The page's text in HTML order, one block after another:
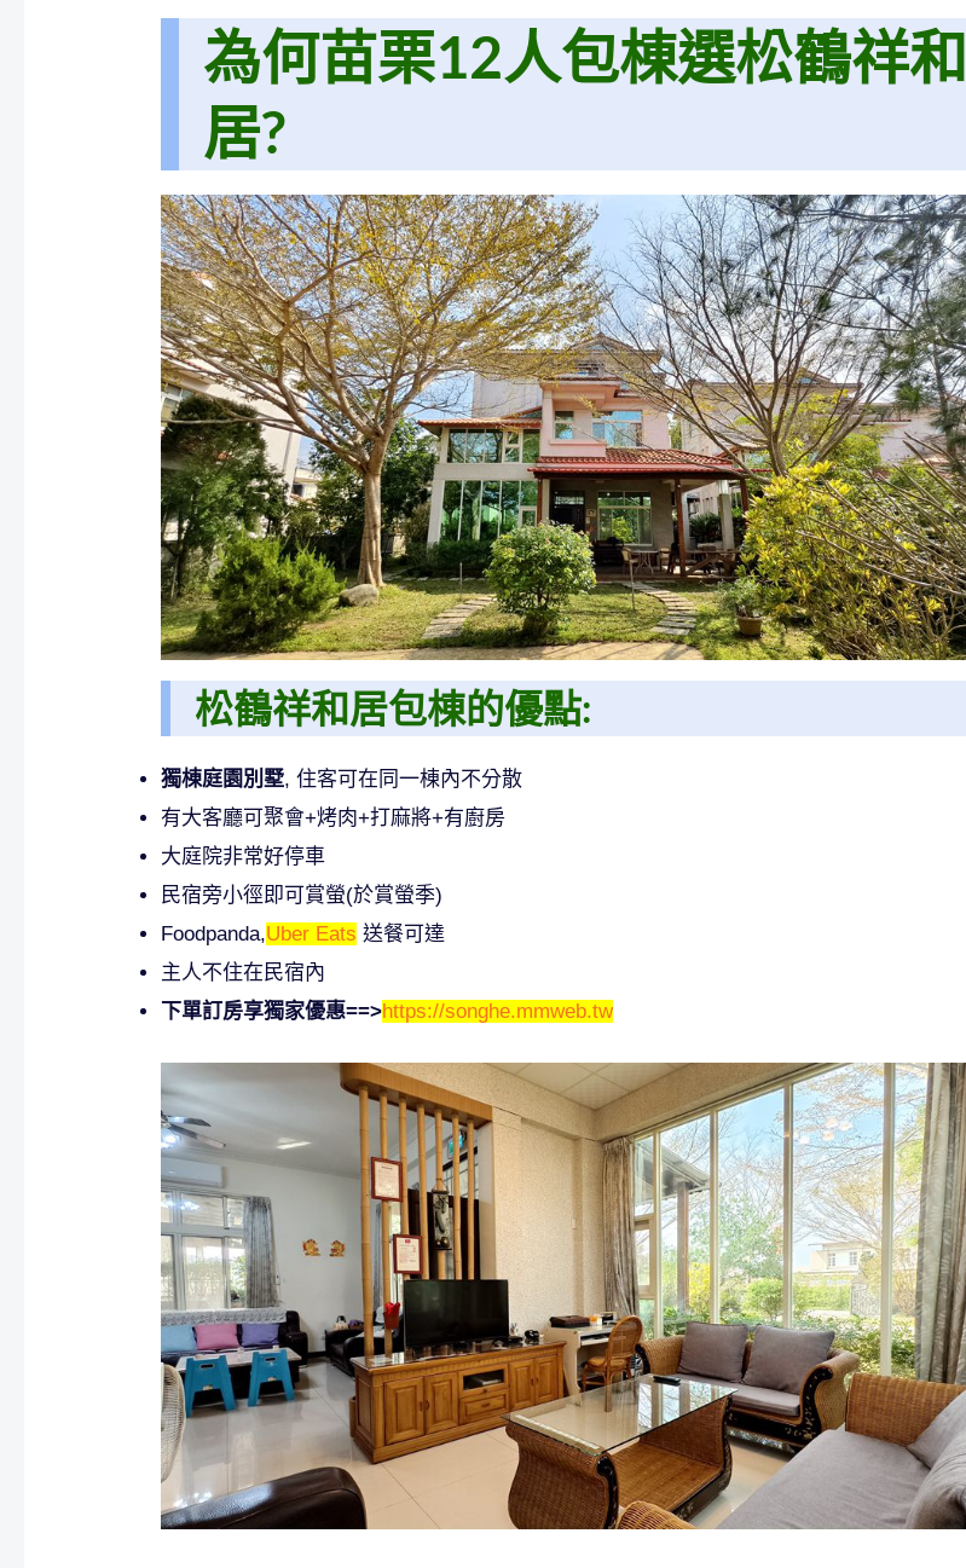
為何苗栗12人包棟選松鶴祥和
居?
松鶴祥和居包棟的優點:
獨棟庭園別墅, 住客可在同一棟內不分散
有大客廳可聚會+烤肉+打麻將+有廚房
大庭院非常好停車
民宿旁小徑即可賞螢(於賞螢季)
Foodpanda,Uber Eats 送餐可達
主人不住在民宿內
下單訂房享獨家優惠==>https://songhe.mmweb.tw